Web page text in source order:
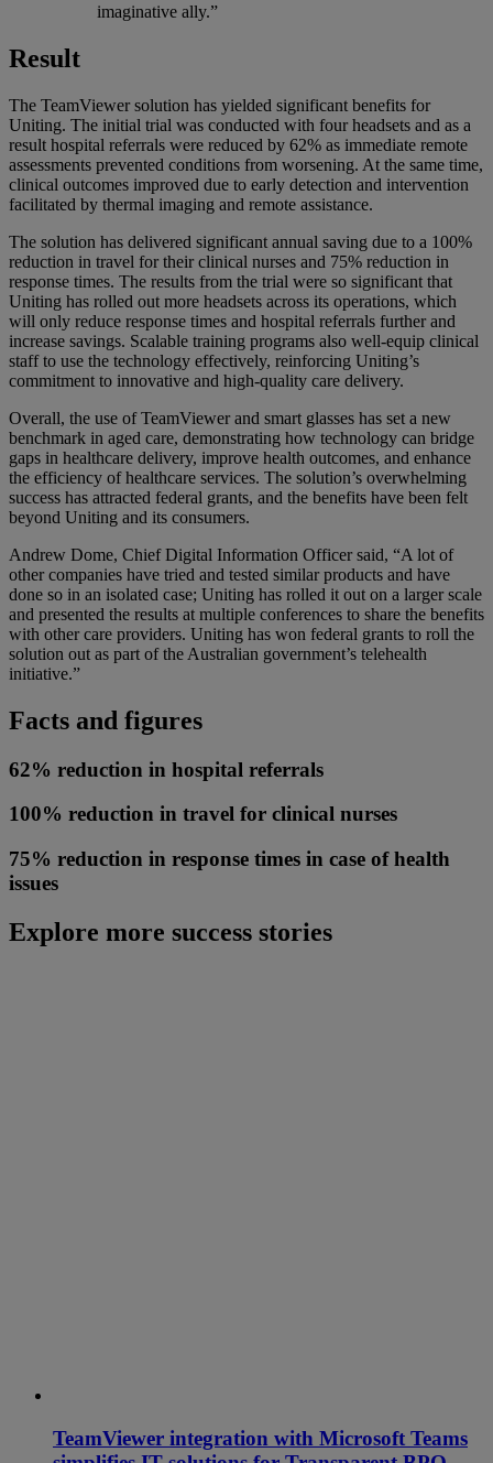
imaginative ally.”
Result
The TeamViewer solution has yielded significant benefits for
Uniting. The initial trial was conducted with four headsets and as a
result hospital referrals were reduced by 62% as immediate remote
assessments prevented conditions from worsening. At the same time,
clinical outcomes improved due to early detection and intervention
facilitated by thermal imaging and remote assistance.
The solution has delivered significant annual saving due to a 100%
reduction in travel for their clinical nurses and 75% reduction in
response times. The results from the trial were so significant that
Uniting has rolled out more headsets across its operations, which
will only reduce response times and hospital referrals further and
increase savings. Scalable training programs also well-equip clinical
staff to use the technology effectively, reinforcing Uniting’s
commitment to innovative and high-quality care delivery.
Overall, the use of TeamViewer and smart glasses has set a new
benchmark in aged care, demonstrating how technology can bridge
gaps in healthcare delivery, improve health outcomes, and enhance
the efficiency of healthcare services. The solution’s overwhelming
success has attracted federal grants, and the benefits have been felt
beyond Uniting and its consumers.
Andrew Dome, Chief Digital Information Officer said, “A lot of
other companies have tried and tested similar products and have
done so in an isolated case; Uniting has rolled it out on a larger scale
and presented the results at multiple conferences to share the benefits
with other care providers. Uniting has won federal grants to roll the
solution out as part of the Australian government’s telehealth
initiative.”
Facts and figures
62% reduction in hospital referrals
100% reduction in travel for clinical nurses
75% reduction in response times in case of health
issues
Explore more success stories
TeamViewer integration with Microsoft Teams